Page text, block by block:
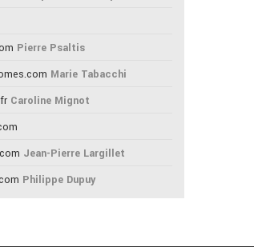
Pierre Psaltis
Marie Tabacchi
Caroline Mignot
Jean-Pierre Largillet
Philippe Dupuy